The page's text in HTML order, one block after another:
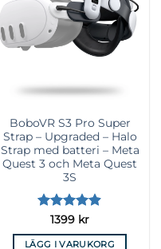
BoboVR S3 Pro Super
Strap – Upgraded – Halo
Strap med batteri – Meta
Quest 3 och Meta Quest
3S
Betygsatt
4.89av 5
1399 kr
LÄGG I VARUKORG